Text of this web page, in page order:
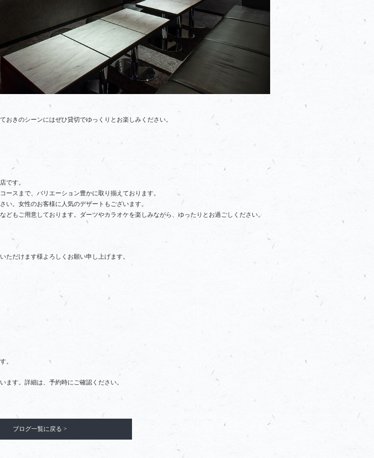
きのシーンにはぜひ貸切でゆっくりとお楽しみください。
です。
スまで、バリエーション豊かに取り揃えております。
。女性のお客様に人気のデザートもございます。
もご用意しております。ダーツやカラオケを楽しみながら、ゆったりとお過ごしください。
だけます様よろしくお願い申し上げます。
。
す。詳細は、予約時にご確認ください。
ブログ一覧に戻る >